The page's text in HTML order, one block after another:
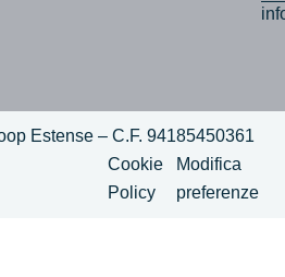
Estense – C.F. 94185450361
Cookie
Policy
Modifica
preferenze